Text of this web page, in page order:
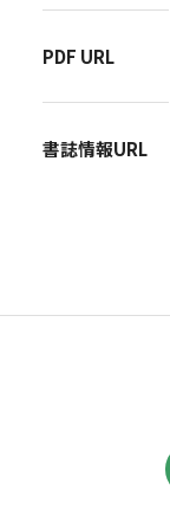
PDF URL
書誌情報URL